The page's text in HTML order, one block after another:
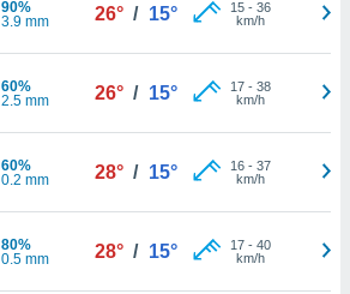
90%
3.9 mm
26° / 15° 15- 36
km/h
60%
2.5 mm
26° / 15° 17- 38
km/h
60%
0.2 mm
28° / 15° 16- 37
km/h
80%
0.5 mm
28° / 15° 17- 40
km/h